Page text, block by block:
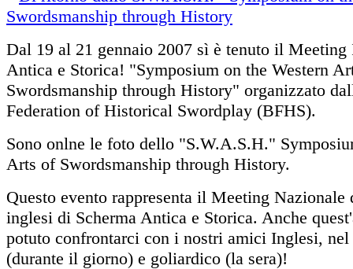
Dal 19 al 21 gennaio 2007 sì è tenuto il Meeting
Antica e Storica! "Symposium on the Western
Swordsmanship through History" organizzato
Federation of Historical Swordplay (BFHS).
Sono onlne le foto dello "S.W.A.S.H."
Arts of Swordsmanship through History.
Questo evento rappresenta il Meeting Nazionale
inglesi di Scherma Antica e Storica. Anche
potuto confrontarci con i nostri amici Inglesi,
(durante il giorno) e goliardico (la sera)!